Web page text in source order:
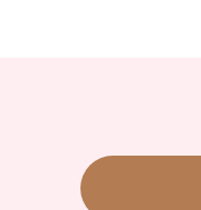
ご宿泊・ご飲食（ウィ
タウン情報（グルメ・